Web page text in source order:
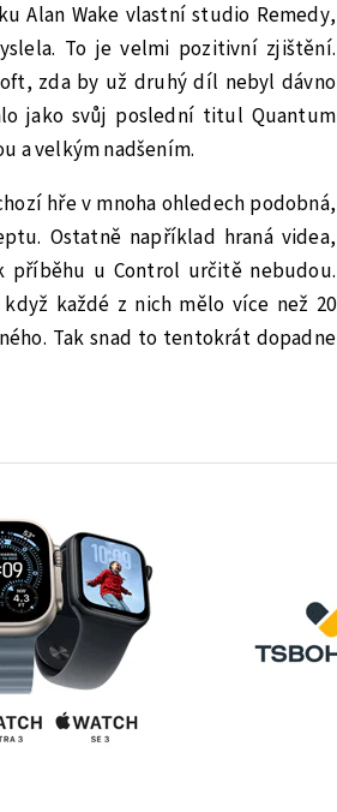
Alan Wake vlastní studio Remedy,
To je velmi pozitivní zjištění.
zda by už druhý díl nebyl dávno
jako svůj poslední titul Quantum
a velkým nadšením.
hře v mnoha ohledech podobná,
Ostatně například hraná videa,
příběhu u Control určitě nebudou.
každé z nich mělo více než 20
Tak snad to tentokrát dopadne